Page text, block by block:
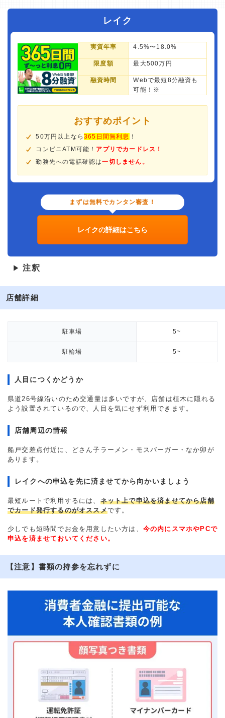
レイク
実質年率 4.5%〜18.0%
限度額 最大500万円
融資時間
Webで最短8分融資も
可能！※
おすすめポイント
50万円以上なら365日間無利息 ！
コンビニATM可能！ アプリでカードレス！
勤務先への電話確認は一切しません。
まずは無料でカンタン審査！
レイクの詳細はこちら
▶ 注釈
店舗詳細
駐車場 5~
駐輪場 5~
人目につくかどうか
県道26号線沿いのため交通量は多いですが、店舗は植木に隠れる
よう設置されているので、人目を気にせず利用できます。
店舗周辺の情報
船戸交差点付近に、どさん子ラーメン・モスバーガー・なか卯が
あります。
レイクへの申込を先に済ませてから向かいましょう
最短ルートで利用するには、 ネット上で申込を済ませてから店舗
でカード発行するのがオススメです。
少しでも短時間でお金を用意したい方は、 今の内にスマホやPCで
申込を済ませておいてください。
【注意】書類の持参を忘れずに